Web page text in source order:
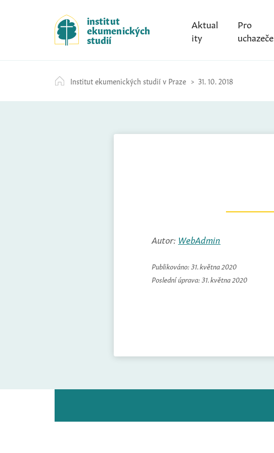
k
i
p
t
c
o
institut
ekumenických
studií
Aktual
ity
Pro
uchazeče
Institut ekumenických studií v Praze 31. 10. 2018
Autor: WebAdmin
Publikováno: 31. května 2020
Poslední úprava: 31. května 2020